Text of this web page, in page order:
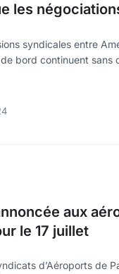
les
syndicales entre
bord continuent sans
aux
le 17 juillet
d’Aéroports de